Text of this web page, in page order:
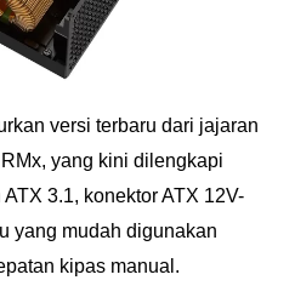
versi terbaru dari jajaran
yang kini dilengkapi
3.1, konektor ATX 12V-
yang mudah digunakan
kipas manual.